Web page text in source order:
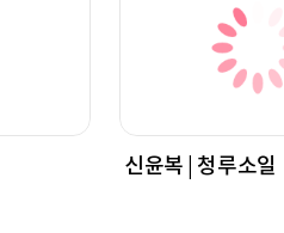
신윤복 | 청루소일